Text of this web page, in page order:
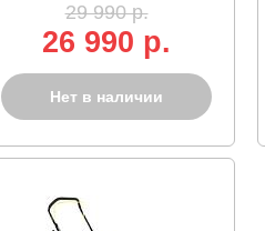
123 см3, 60 л, 33 кг)
29 990 р.
26 990 р.
Нет в наличии